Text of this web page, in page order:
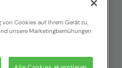
Cookies auf Ihrem Gerät zu,
unsere Marketingbemühungen